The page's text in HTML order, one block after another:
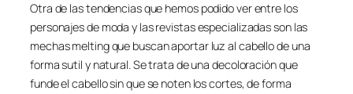
Otra de las tendencias que hemos podido ver entre los
personajes de moda y las revistas especializadas son las
mechas melting que buscan aportar luz al cabello de una
forma sutil y natural. Se trata de una decoloración que
funde el cabello sin que se noten los cortes, de forma